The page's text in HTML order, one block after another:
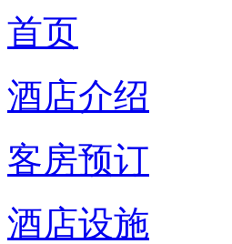
首页
酒店介绍
客房预订
酒店设施